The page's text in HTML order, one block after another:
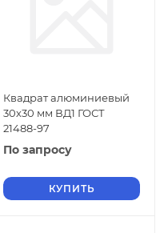
Квадрат алюминиевый
30х30 мм ВД1 ГОСТ
21488-97
По запросу
КУПИТЬ